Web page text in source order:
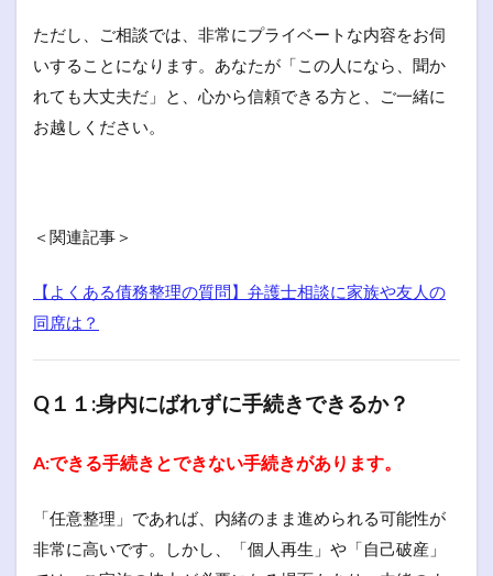
ただし、ご相談では、非常にプライベートな内容をお伺
いすることになります。あなたが「この人になら、聞か
れても大丈夫だ」と、心から信頼できる方と、ご一緒に
お越しください。
＜関連記事＞
【よくある債務整理の質問】弁護士相談に家族や友人の
同席は？
Q１１:身内にばれずに手続きできるか？
A:できる手続きとできない手続きがあります。
「任意整理」であれば、内緒のまま進められる可能性が
非常に高いです。しかし、「個人再生」や「自己破産」